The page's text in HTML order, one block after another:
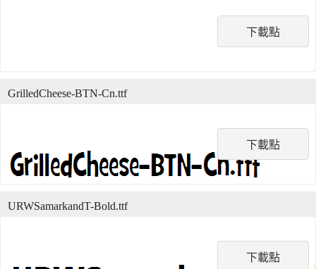
下載點
下載點
GrilledCheese-BTN-Cn.ttf
下載點
URWSamarkandT-Bold.ttf